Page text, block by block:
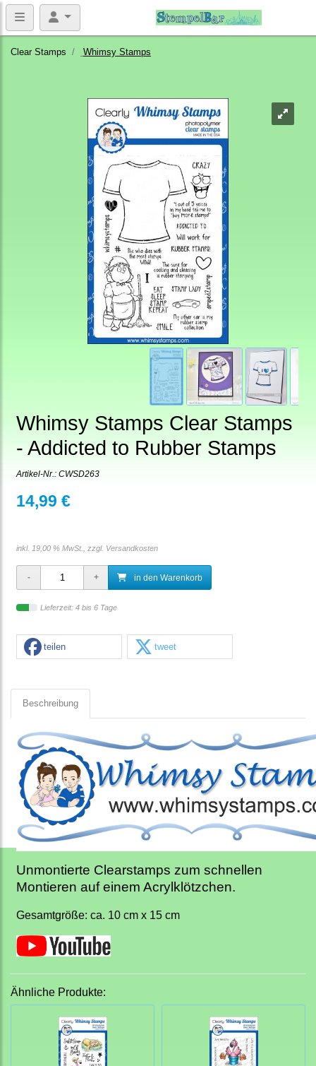
Clear Stamps Whimsy Stamps
Whimsy Stamps Clear Stamps
- Addicted to Rubber Stamps
Artikel-Nr.: CWSD263
14,99 €
inkl. 19,00 % MwSt., zzgl. Versandkosten
in den Warenkorb
Lieferzeit: 4 bis 6 Tage
teilen tweet
Beschreibung
Unmontierte Clearstamps zum schnellen
Montieren auf einem Acrylklötzchen.
Gesamtgröße: ca. 10 cm x 15 cm
Ähnliche Produkte: